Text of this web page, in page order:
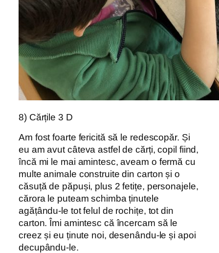
8) Cărțile 3 D
Am fost foarte fericită să le redescopăr. Și
eu am avut câteva astfel de cărți, copil fiind,
încă mi le mai amintesc, aveam o fermă cu
multe animale construite din carton și o
căsuță de păpuși, plus 2 fetițe, personajele,
cărora le puteam schimba ținutele
agățându-le tot felul de rochițe, tot din
carton. Îmi amintesc că încercam să le
creez și eu ținute noi, desenându-le și apoi
decupându-le.